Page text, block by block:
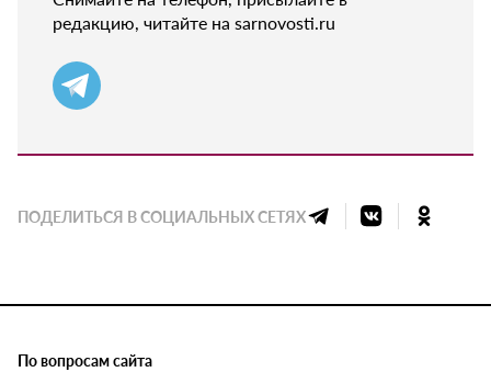
редакцию, читайте на sarnovosti.ru
ПОДЕЛИТЬСЯ В СОЦИАЛЬНЫХ СЕТЯХ
По вопросам сайта